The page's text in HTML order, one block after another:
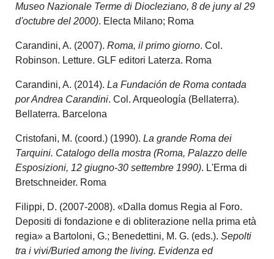
Museo Nazionale Terme di Diocleziano, 8 de juny al 29
d'octubre del 2000). Electa Milano; Roma
Carandini, A. (2007).Roma, il primo giorno. Col.
Robinson. Letture. GLF editori Laterza. Roma
Carandini, A. (2014).La Fundación de Roma contada
por Andrea Carandini. Col. Arqueología (Bellaterra).
Bellaterra. Barcelona
Cristofani, M. (coord.) (1990).La grande Roma dei
Tarquini. Catalogo della mostra (Roma, Palazzo delle
Esposizioni, 12 giugno-30 settembre 1990). L'Erma di
Bretschneider. Roma
Filippi, D. (2007-2008). «Dalla domus Regia al Foro.
Depositi di fondazione e di obliterazione nella prima età
regia» a Bartoloni, G.; Benedettini, M. G. (eds.).Sepolti
tra i vivi/Buried among the living. Evidenza ed